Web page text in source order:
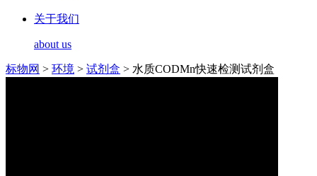
关于我们
about us
标物网 > 环境 > 试剂盒 > 水质CODMn快速检测试剂盒